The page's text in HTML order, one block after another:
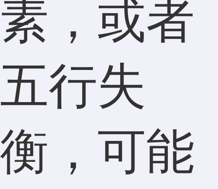
素，或者
五行失
衡，可能